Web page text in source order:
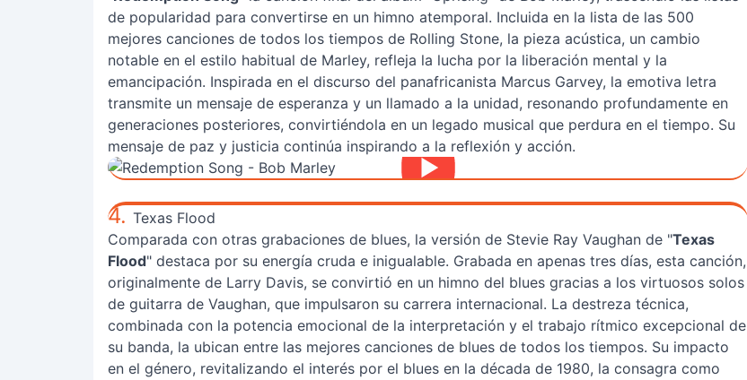
de popularidad para convertirse en un himno atemporal. Incluida en la lista de las 500
mejores canciones de todos los tiempos de Rolling Stone, la pieza acústica, un cambio
notable en el estilo habitual de Marley, refleja la lucha por la liberación mental y la
emancipación. Inspirada en el discurso del panafricanista Marcus Garvey, la emotiva letra
transmite un mensaje de esperanza y un llamado a la unidad, resonando profundamente en
generaciones posteriores, convirtiéndola en un legado musical que perdura en el tiempo. Su
mensaje de paz y justicia continúa inspirando a la reflexión y acción.
4. Texas Flood
Comparada con otras grabaciones de blues, la versión de Stevie Ray Vaughan de "Texas
Flood" destaca por su energía cruda e inigualable. Grabada en apenas tres días, esta canción,
originalmente de Larry Davis, se convirtió en un himno del blues gracias a los virtuosos solos
de guitarra de Vaughan, que impulsaron su carrera internacional. La destreza técnica,
combinada con la potencia emocional de la interpretación y el trabajo rítmico excepcional de
su banda, la ubican entre las mejores canciones de blues de todos los tiempos. Su impacto
en el género, revitalizando el interés por el blues en la década de 1980, la consagra como